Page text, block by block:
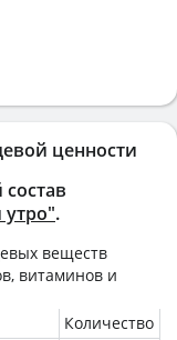
ценности
.
веществ
витаминов и
Количество